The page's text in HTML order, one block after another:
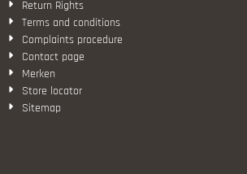
Return Rights
Terms and conditions
Complaints procedure
Contact page
Merken
Store locator
Sitemap